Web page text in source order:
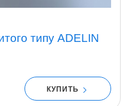
типу ADELIN
КУПИТЬ